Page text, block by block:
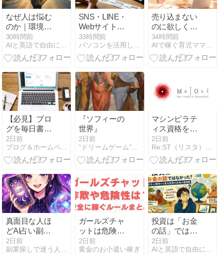
なぜ人は悩む
のか｜環境が
変わると心が
疲れるのは、
弱いからじゃ
30時間前
AIと英語で自由に働く研究所
SNS・LINE・
Webサイトを
使った予約導
線の作り方｜
入口から予約
する
33時間前
パソコンを活用して生計を立てている情報をシェア＠よぴ
売り込まない
のに欲しくな
る、魅惑の文
章術
34時間前
AIで稼ぐ育児ママの在宅起業術
【必見】ブロ
グを毎日書い
たのにアクセ
スゼロ？原因
4つと今すぐ
イデア
2日前
ブログ＆ホームページ活用術
『ソフィーの
世界』
2日前
“ドリームゲーム”事業化パートナーを求む
マシンピラテ
ィス資格をオ
ンラインで取
得｜MAJOLIの
料金と講座内
【2026】
2日前
Re:ST（リスタ）：大人の学び直し＆50代からの独立起業
真面目な人ほ
どAI占い副業
で失敗する根
本原因とレッ
2日前
副業探しで迷う人へ、AI占いで収入源を増やす最新活用法
ガールズチャ
ットは危険な
詐欺サイト？
身バレの不安
2日前
黄金のお小遣い稼ぎ
投資は「お金
の話」ではな
かった？文化
人類学から見
2日前
AIと英語で自由に働く研究所